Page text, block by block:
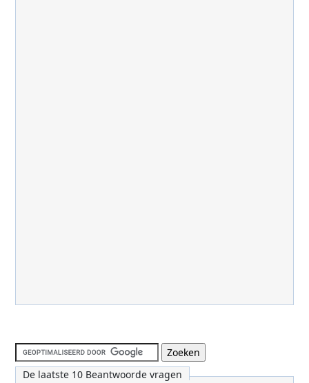
De laatste 10 Beantwoorde vragen